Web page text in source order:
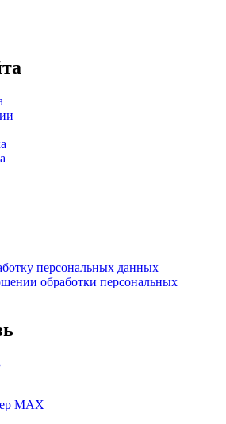
персональных данных
обработки персональных
MAX